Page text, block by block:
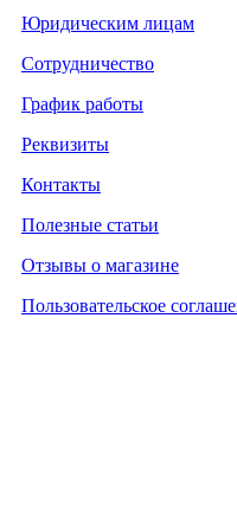
Юридическим лицам
Сотрудничество
График работы
Реквизиты
Контакты
Полезные статьи
Отзывы о магазине
Пользовательское